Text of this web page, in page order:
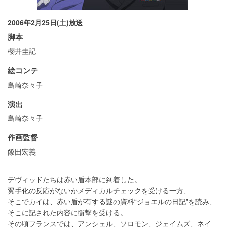
2006年2月25日(土)放送
脚本
櫻井圭記
絵コンテ
島崎奈々子
演出
島崎奈々子
作画監督
飯田宏義
デヴィッドたちは赤い盾本部に到着した。
翼手化の反応がないかメディカルチェックを受ける一方、
そこでカイは、赤い盾が有する謎の資料“ジョエルの日記”を読み、
そこに記された内容に衝撃を受ける。
その頃フランスでは、アンシェル、ソロモン、ジェイムズ、ネイ